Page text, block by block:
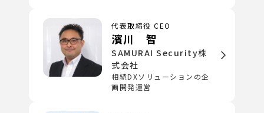
代表取締役 CEO
濱川 智
SAMURAI Security株
式会社
相続DXソリューションの企
画開発運営